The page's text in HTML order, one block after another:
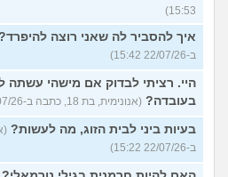
15:53)
איך להסביר לה שאני רוצה
ב-22/07/26 15:42)
היי. רציתי לבדוק אם מישהי עשתה
בעובדה? (אנונימית, בת 18, כתבה ב-22/07/26 15:31)
בעיות ביני לבית הזוג, מה לעשות?
ב-22/07/26 15:22)